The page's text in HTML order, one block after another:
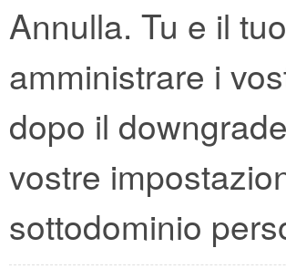
Annulla. Tu e il
amministrare i
dopo il
vostre
sottodominio